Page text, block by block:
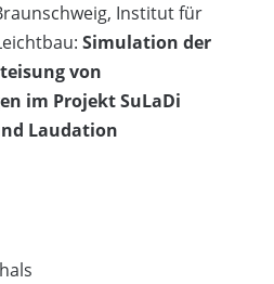
Institut für
Simulation der
von
im Projekt SuLaDi
Laudation